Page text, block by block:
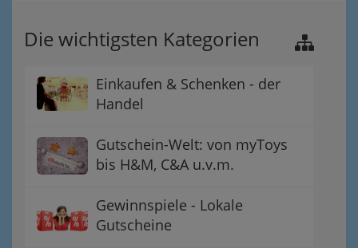
Die wichtigsten Kategorien
Einkaufen & Schenken - der
Handel
Gutschein-Welt: von myToys
bis H&M, C&A u.v.m.
Gewinnspiele - Lokale
Gutscheine